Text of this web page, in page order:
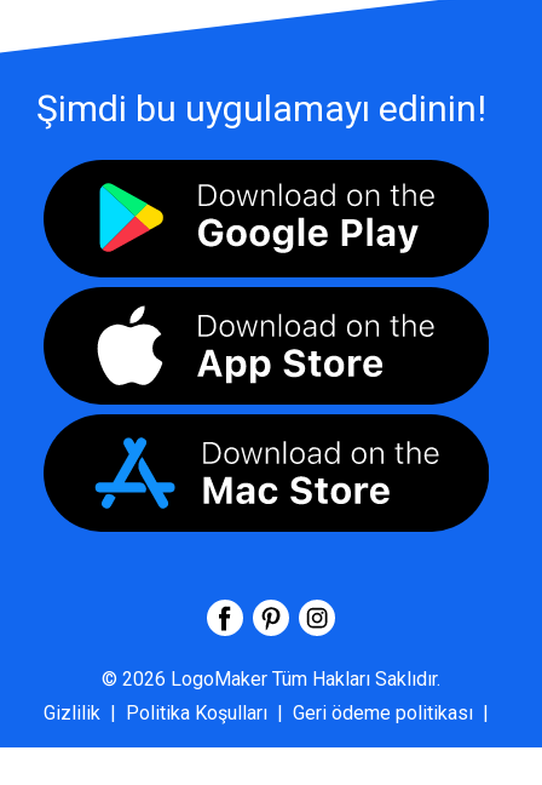
Şimdi bu uygulamayı edinin!
© 2026 LogoMaker Tüm Hakları Saklıdır.
Gizlilik | Politika Koşulları | Geri ödeme politikası |